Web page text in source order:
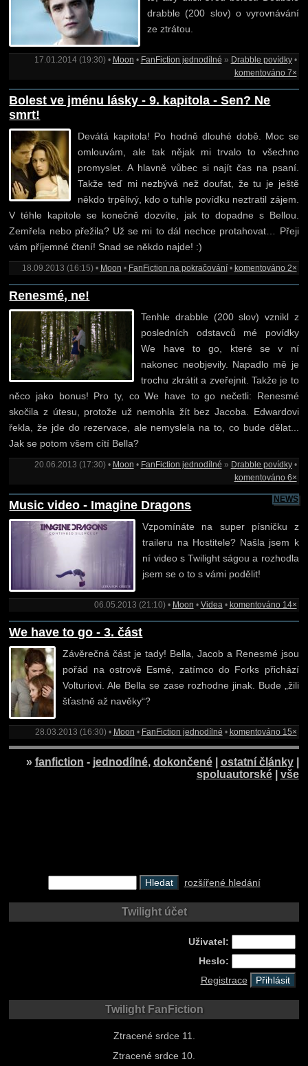
drabble (200 slov) o vyrovnávání
ze ztrátou.
17.01.2014 (19:30) • Moon • FanFiction jednodílné » Drabble povídky•
komentováno 7×
Bolest ve jménu lásky - 9. kapitola - Sen? Ne
smrt!
Devátá kapitola! Po hodně dlouhé době. Moc se
omlouvám, ale tak nějak mi trvalo to všechno
promyslet. A hlavně vůbec si najít čas na psaní.
Takže teď mi nezbývá než doufat, že tu je ještě
někdo trpělivý, kdo o tuhle povídku neztratil zájem.
V téhle kapitole se konečně dozvíte, jak to dopadne s Bellou.
Zemřela nebo přežila? Už se mi to dál nechce protahovat… Přeji
vám příjemné čtení! Snad se někdo najde! :)
18.09.2013 (16:15) • Moon • FanFiction na pokračování• komentováno 2×
Renesmé, ne!
Tenhle drabble (200 slov) vznikl z
posledních odstavců mé povídky
We have to go, které se v ní
nakonec neobjevily. Napadlo mě je
trochu zkrátit a zveřejnit. Takže je to
něco jako bonus! Pro ty, co We have to go nečetli: Renesmé
skočila z útesu, protože už nemohla žít bez Jacoba. Edwardovi
řekla, že jde do rezervace, ale nemyslela na to, co bude dělat...
Jak se potom všem cítí Bella?
20.06.2013 (17:30) • Moon • FanFiction jednodílné » Drabble povídky•
komentováno 6×
NEWS
Music video - Imagine Dragons
Vzpomínáte na super písničku z
traileru na Hostitele? Našla jsem k
ní video s Twilight ságou a rozhodla
jsem se o to s vámi podělit!
06.05.2013 (21:10) • Moon • Videa• komentováno 14×
We have to go - 3. část
Závěrečná část je tady! Bella, Jacob a Renesmé jsou
pořád na ostrově Esmé, zatímco do Forks přichází
Volturiovi. Ale Bella se zase rozhodne jinak. Bude „žili
šťastně až navěky“?
28.03.2013 (16:30) • Moon • FanFiction jednodílné • komentováno 15×
» fanfiction - jednodílné, dokončené| ostatní články|
spoluautorské| vše
rozšířené hledání
Twilight účet
Uživatel:
Heslo:
Registrace
Twilight FanFiction
Ztracené srdce 11.
Ztracené srdce 10.